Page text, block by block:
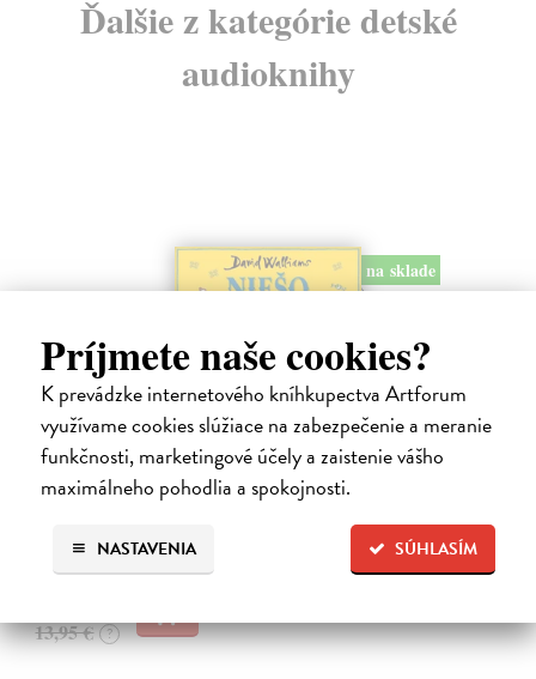
Príjmete naše cookies?
K prevádzke internetového kníhkupectva Artforum
využívame cookies slúžiace na zabezpečenie a meranie
funkčnosti, marketingové účely a zaistenie vášho
maximálneho pohodlia a spokojnosti.
SÚHLASÍM
NASTAVENIA
Ďalšie z kategórie detské
audioknihy
na sklade
Niešo - CD (audiokniha)
Walliams David| Audiokniha na CD
Toto je príbeh decka, ktoré má absolútne všetko. Všetko, na čo len
pomyslí, mu okamžite zabezpečia jeho láskaví a dobroprajní rodičia.
Na sklade ?
13,95 € ?